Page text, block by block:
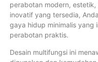
perabotan modern,
inovatif yang tersedia,
gaya hidup minimalis yang
perabotan praktis.
Desain multifungsi ini